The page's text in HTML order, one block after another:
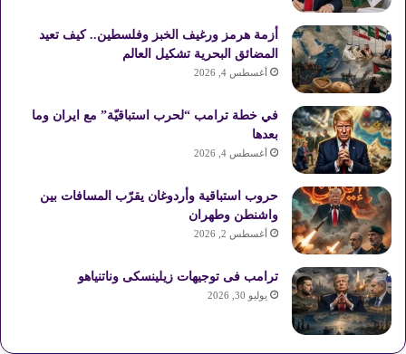
ك
ي
ت
b
ا
ق
R
أزمة هرمز ورغيف الخبز وفلسطين.. كيف تعيد
المضائق البحرية تشكيل العالم
أغسطس 4, 2026
في خطة ترامب “لحرب استباقيّة” مع ايران وما
بعدها
أغسطس 4, 2026
حروب استباقية وأردوغان يقرّب المسافات بين
واشنطن وطهران
أغسطس 2, 2026
ترامب فى توجيهات زيلينسكى وناتنياهو
يوليو 30, 2026